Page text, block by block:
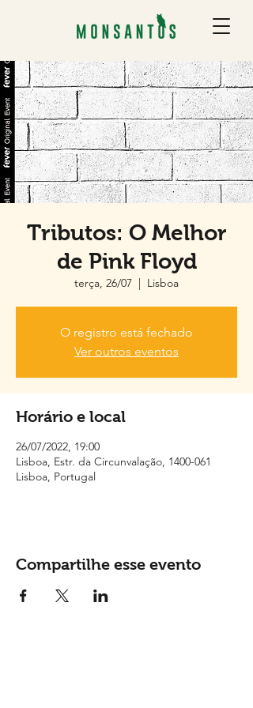
Tributos: O Melhor
de Pink Floyd
terça, 26/07
  |
Lisboa
O registro está fechado
Ver outros eventos
Horário e local
26/07/2022, 19:00
Lisboa, Estr. da Circunvalação, 1400-061
Lisboa, Portugal
Compartilhe esse evento